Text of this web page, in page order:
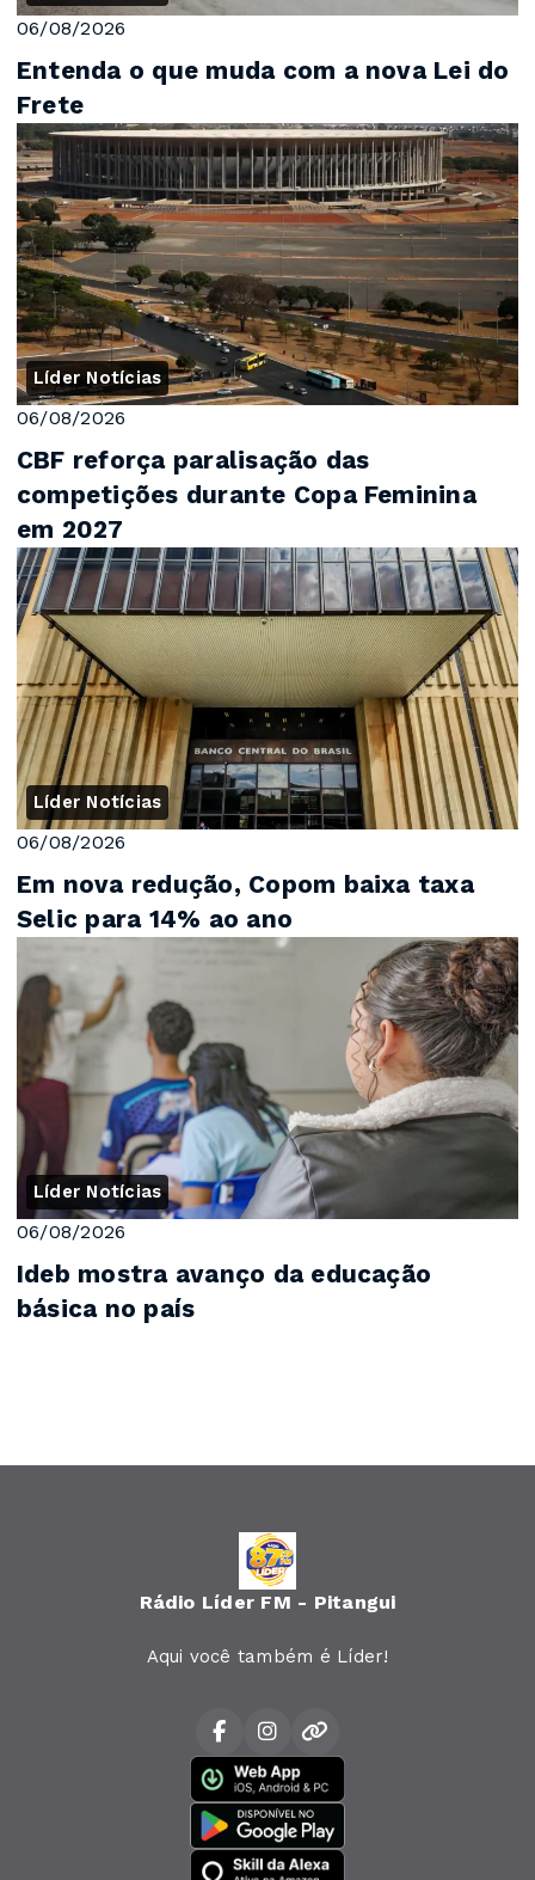
06/08/2026
Entenda o que muda com a nova Lei do
Frete
Líder Notícias
06/08/2026
CBF reforça paralisação das
competições durante Copa Feminina
em 2027
Líder Notícias
06/08/2026
Em nova redução, Copom baixa taxa
Selic para 14% ao ano
Líder Notícias
06/08/2026
Ideb mostra avanço da educação
básica no país
Rádio Líder FM - Pitangui
Aqui você também é Líder!